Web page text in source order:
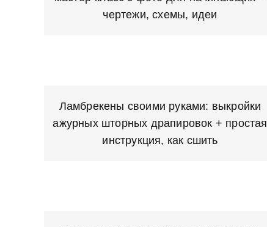
чертежи, схемы, идеи
Ламбрекены своими руками: выкройки
ажурных шторных драпировок + простая
инструкция, как сшить